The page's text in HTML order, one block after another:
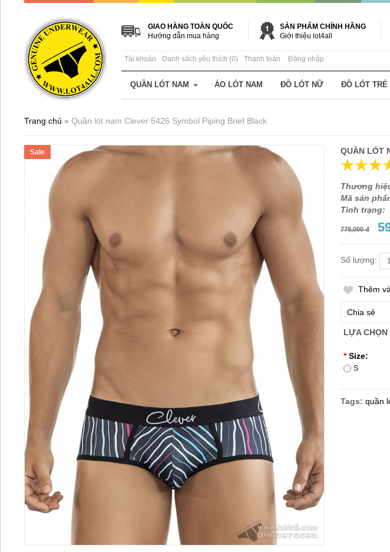
GIAO HÀNG TOÀN QUỐC
Hướng dẫn mua hàng
SẢN PHẨM CHÍNH HÃNG
Giới thiệu lot4all
Tài khoản Danh sách yêu thích (0) Thanh toán Đăng nhập
QUẦN LÓT NAM ÁO LÓT NAM ĐỒ LÓT NỮ ĐỒ LÓT TRẺ
Trang chủ » Quần lót nam Clever 5426 Symbol Piping Brief Black
Sale
QUẦN LÓT
Thương
Mã sản
Tình trạng:
778,000 đ
Số lượng:
Thêm
Chia sẻ
LỰA CHỌN
* Size:
S
Tags: quần